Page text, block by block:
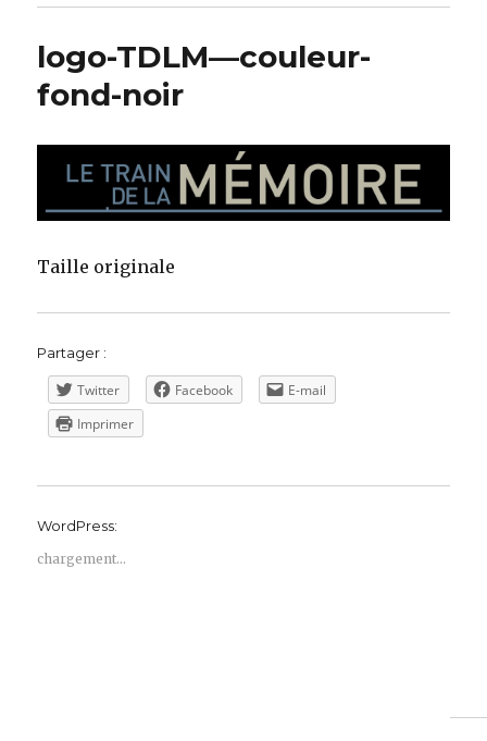
logo-TDLM—couleur-
fond-noir
Taille originale
Partager :
Twitter Facebook
E-mail
Imprimer
WordPress:
chargement…